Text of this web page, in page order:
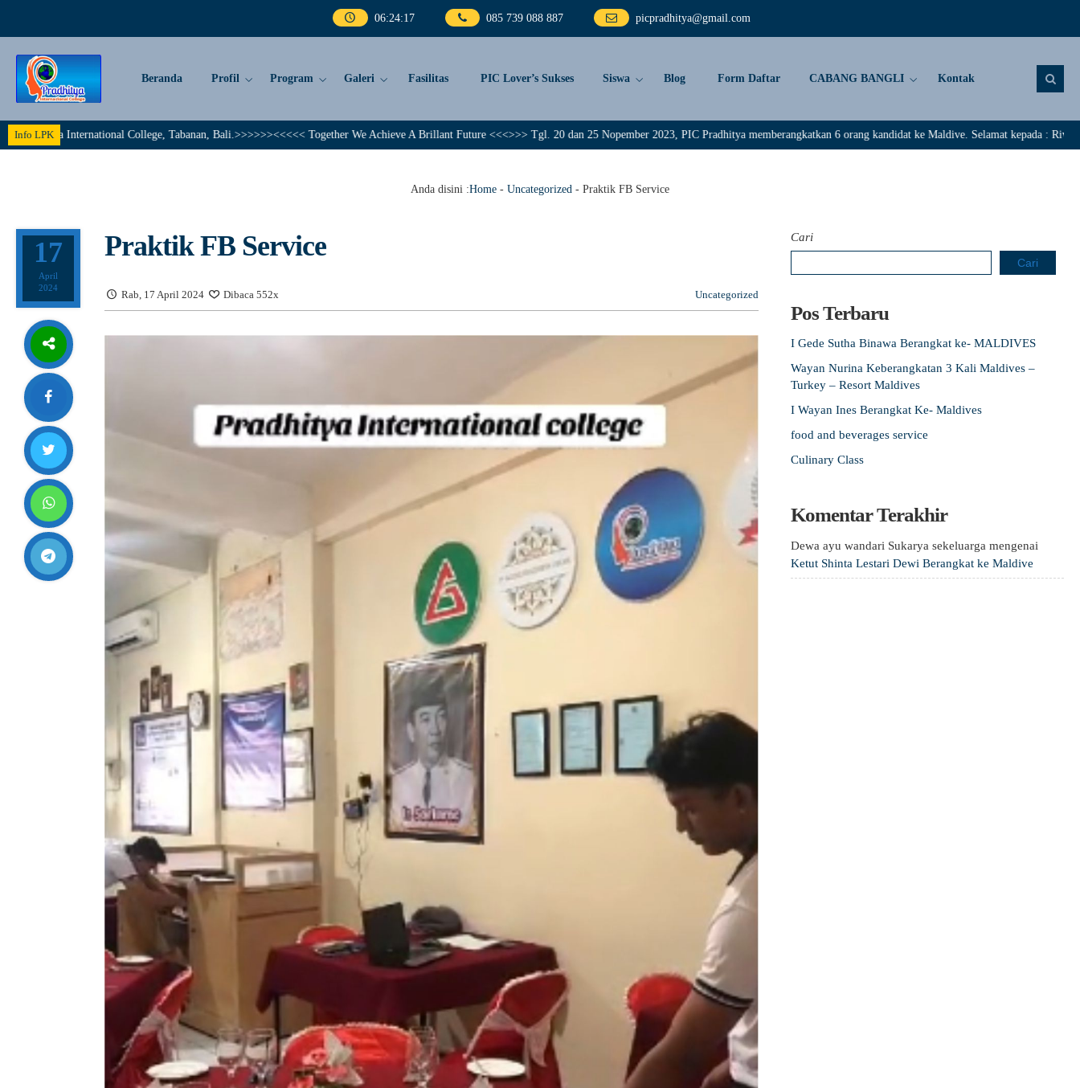
06:24:19 085 739 088 887 picpradhitya@gmail.com
Beranda Profil Program Galeri Fasilitas PIC Lover’s Sukses Siswa Blog Form Daftar CABANG BANGLI Kontak
Info LPK
College, Tabanan, Bali.>>>>>><<<<< Together We Achieve A Brillant Future <<<>>> Tgl. 20 dan 25 Nopember 2023, PIC Pradhitya memberangkatkan 6 orang kandidat ke Maldive. Selamat kepada : Rivaldi, Darma Adi Yoga,
Anda disini :Home - Uncategorized - Praktik FB Service
17
April
2024
Praktik FB Service
Rab, 17 April 2024 Dibaca 552x Uncategorized
Cari
Cari
Pos Terbaru
I Gede Sutha Binawa Berangkat ke- MALDIVES
Wayan Nurina Keberangkatan 3 Kali Maldives –
Turkey – Resort Maldives
I Wayan Ines Berangkat Ke- Maldives
food and beverages service
Culinary Class
Komentar Terakhir
Dewa ayu wandari Sukarya sekeluarga mengenai
Ketut Shinta Lestari Dewi Berangkat ke Maldive